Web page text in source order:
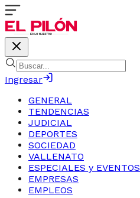
Ingresar
GENERAL
TENDENCIAS
JUDICIAL
DEPORTES
SOCIEDAD
VALLENATO
ESPECIALES y EVENTOS
EMPRESAS
EMPLEOS